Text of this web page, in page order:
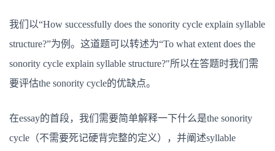
我们以“How successfully does the sonority cycle explain syllable
structure?”为例。这道题可以转述为“To what extent does the
sonority cycle explain syllable structure?"所以在答题时我们需
要评估the sonority cycle的优缺点。
在essay的首段，我们需要简单解释一下什么是the sonority
cycle（不需要死记硬背完整的定义），并阐述syllable